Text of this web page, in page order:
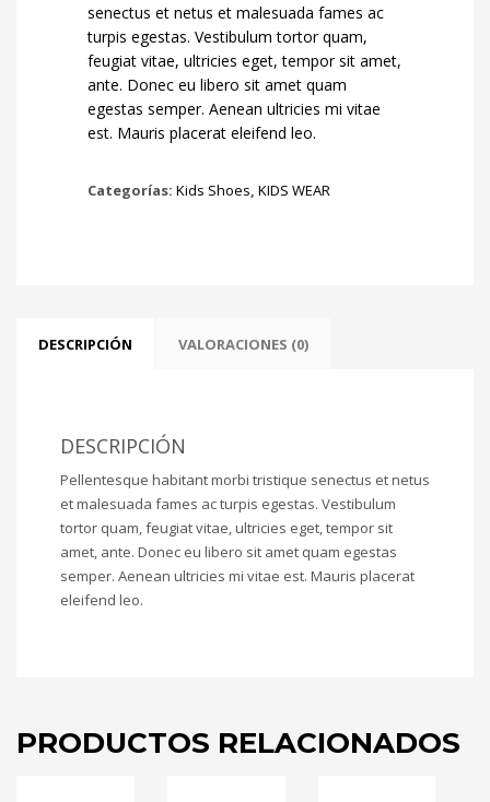
senectus et netus et malesuada fames ac
turpis egestas. Vestibulum tortor quam,
feugiat vitae, ultricies eget, tempor sit amet,
ante. Donec eu libero sit amet quam
egestas semper. Aenean ultricies mi vitae
est. Mauris placerat eleifend leo.
Categorías: Kids Shoes, KIDS WEAR
DESCRIPCIÓN VALORACIONES (0)
DESCRIPCIÓN
Pellentesque habitant morbi tristique senectus et netus
et malesuada fames ac turpis egestas. Vestibulum
tortor quam, feugiat vitae, ultricies eget, tempor sit
amet, ante. Donec eu libero sit amet quam egestas
semper. Aenean ultricies mi vitae est. Mauris placerat
eleifend leo.
PRODUCTOS RELACIONADOS